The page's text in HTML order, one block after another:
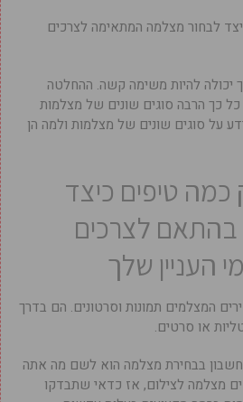
לבחור מצלמה המתאימה לצרכים
יכולה להיות משימה קשה. ההחלטה
כך הרבה סוגים שונים של מצלמות
על סוגים שונים של מצלמות ולמה הן
טיפים כיצד
לצרכים
העניין שלך
המצלמים תמונות וסרטונים. הם בדרך
או סרטים.
בבחירת מצלמה הוא לשם מה אתה
מצלמה לצילום, אז כדאי שתבדקו